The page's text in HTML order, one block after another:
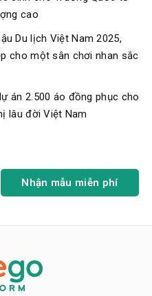
cao
Du lịch Việt Nam 2025,
cho một sân chơi nhan sắc
án 2.500 áo đồng phục cho
lâu đời Việt Nam
Nhận mẫu miễn phí